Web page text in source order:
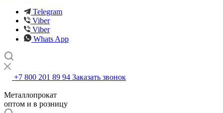
Telegram
Viber
Viber
Whats App
+7 800 201 89 94 Заказать звонок
Металлопрокат
оптом и в розницу